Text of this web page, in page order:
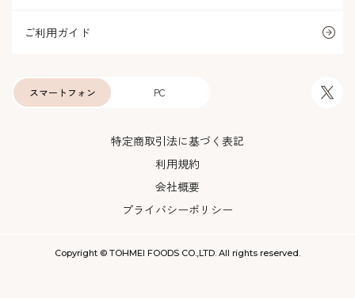
ご利用ガイド
PC
スマートフォン
特定商取引法に基づく表記
利用規約
会社概要
プライバシーポリシー
Copyright © TOHMEI FOODS CO.,LTD. All rights reserved.